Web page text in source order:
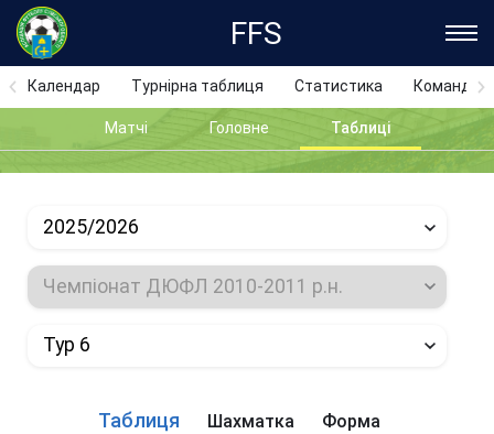
FFS
Календар Турнірна таблиця Статистика Команди
Матчі Головне Таблиці
2025/2026
Чемпіонат ДЮФЛ 2010-2011 р.н.
Тур 6
Таблиця Шахматка Форма